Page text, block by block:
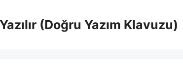
(Doğru Yazım Klavuzu)